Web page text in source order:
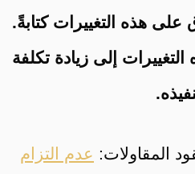
على هذه التغييرات كتابةً.
إلى زيادة تكلفة
المقاولات: عدم التزام